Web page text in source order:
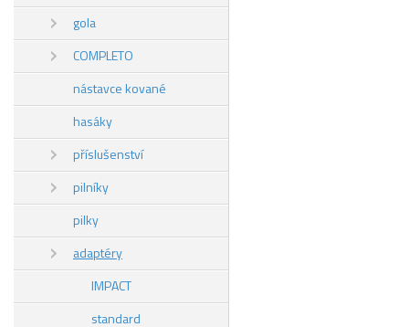
gola
COMPLETO
nástavce kované
hasáky
příslušenství
pilníky
pilky
adaptéry
IMPACT
standard